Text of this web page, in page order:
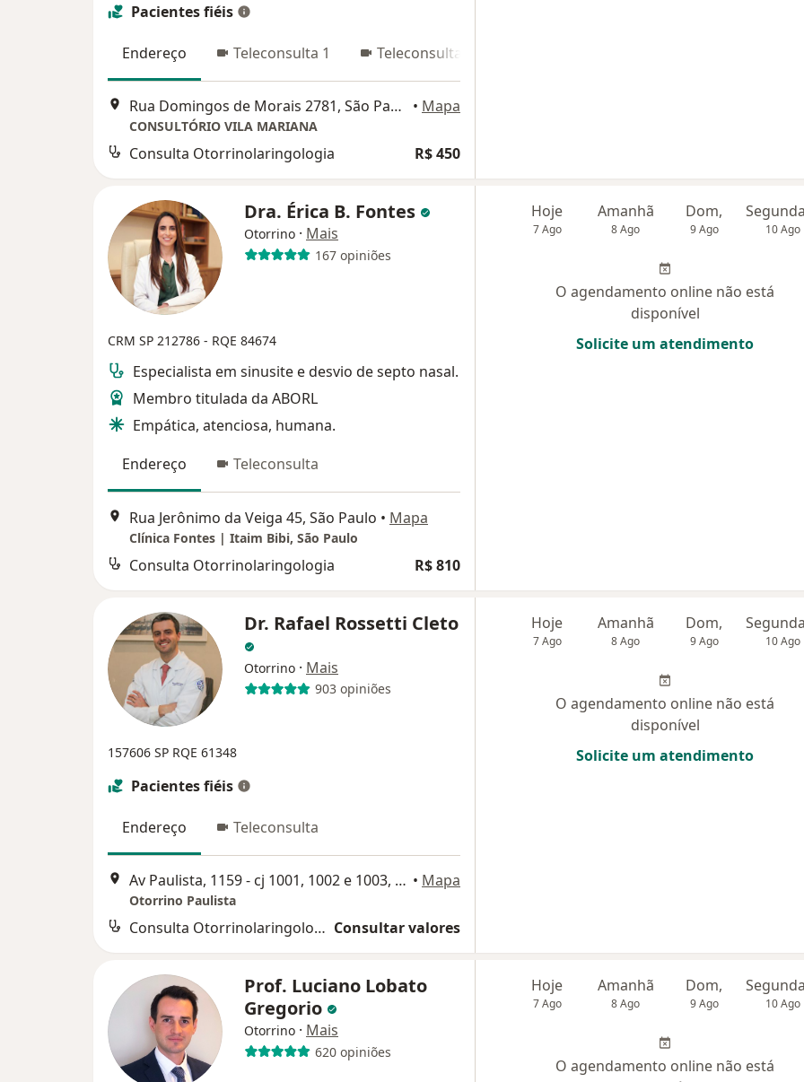
Pacientes fiéis
Endereço Teleconsulta 1 Teleconsulta 2
Rua Domingos de Morais 2781, São Paulo • Mapa
CONSULTÓRIO VILA MARIANA
Consulta Otorrinolaringologia R$ 450
Dra. Érica B. Fontes
Otorrino · Mais
167 opiniões
CRM SP 212786 - RQE 84674
Especialista em sinusite e desvio de septo nasal.
Membro titulada da ABORL
Empática, atenciosa, humana.
Endereço
Teleconsulta
Rua Jerônimo da Veiga 45, São Paulo • Mapa
Clínica Fontes | Itaim Bibi, São Paulo
Consulta Otorrinolaringologia R$ 810
Hoje
7 Ago
Amanhã
8 Ago
Dom,
9 Ago 10 Ago
O agendamento online não está
disponível
Solicite um atendimento
Dr. Rafael Rossetti Cleto
Otorrino · Mais
903 opiniões
157606 SP RQE 61348
Pacientes fiéis
Endereço Teleconsulta
Av Paulista, 1159 - cj 1001, 1002 e 1003, São Paulo • Mapa
Otorrino Paulista
Consulta Otorrinolaringologia Consultar valores
Hoje
7 Ago
Amanhã
8 Ago
Dom,
9 Ago 10 Ago
O agendamento online não está
disponível
Solicite um atendimento
Prof. Luciano Lobato
Gregorio
Otorrino · Mais
620 opiniões
Hoje
7 Ago
Amanhã
8 Ago
Dom,
9 Ago 10 Ago
O agendamento online não está